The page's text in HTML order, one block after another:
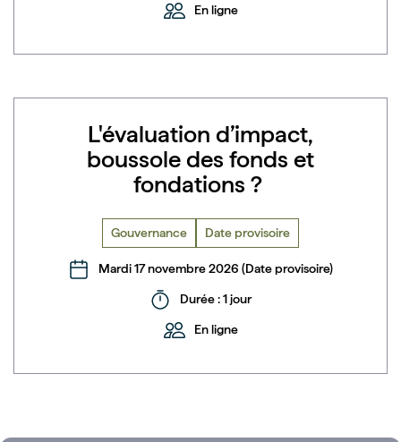
En ligne
L'évaluation d’impact,
boussole des fonds et
fondations ?
Gouvernance Date provisoire
Mardi 17 novembre 2026 (Date provisoire)
Durée : 1 jour
En ligne